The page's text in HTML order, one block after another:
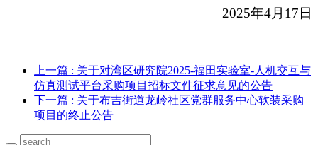
2025年4月17日
上一篇 : 关于对湾区研究院2025-福田实验室-人机交互与
仿真测试平台采购项目招标文件征求意见的公告
下一篇 : 关于布吉街道龙岭社区党群服务中心软装采购
项目的终止公告